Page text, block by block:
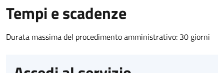
Tempi e scadenze
Durata massima del procedimento amministrativo: 30 giorni